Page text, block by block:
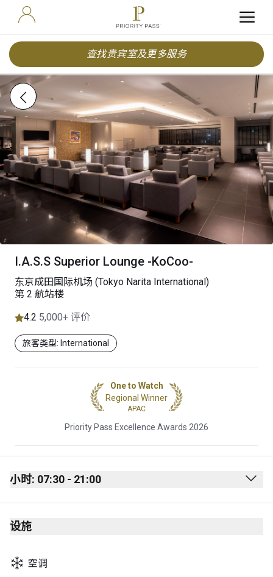
查找贵宾室及更多服务
I.A.S.S Superior Lounge -KoCoo-
东京成田国际机场 (Tokyo Narita International)
第 2 航站楼
4.2 5,000+ 评价
旅客类型: International
One to Watch
Regional Winner
APAC
Priority Pass Excellence Awards 2026
小时: 07:30 - 21:00
Monday 07:30 - 21:00
Tuesday
Thursday
设施
空调